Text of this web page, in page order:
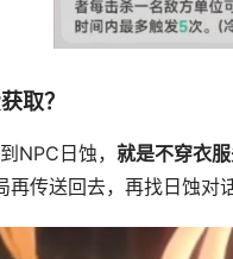
取？
NPC日蚀， 就是不穿衣
传送回去，再找日蚀对